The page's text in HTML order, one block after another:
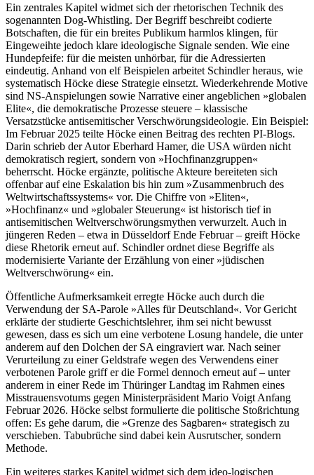
Ein zentrales Kapitel widmet sich der rhetorischen Technik des
sogenannten Dog-Whistling. Der Begriff beschreibt codierte
Botschaften, die für ein breites Publikum harmlos klingen, für
Eingeweihte jedoch klare ideologische Signale senden. Wie eine
Hundepfeife: für die meisten unhörbar, für die Adressierten
eindeutig. Anhand von elf Beispielen arbeitet Schindler heraus, wie
systematisch Höcke diese Strategie einsetzt. Wiederkehrende Motive
sind NS-Anspielungen sowie Narrative einer angeblichen »globalen
Elite«, die demokratische Prozesse steuere – klassische
Versatzstücke antisemitischer Verschwörungsideologie. Ein Beispiel:
Im Februar 2025 teilte Höcke einen Beitrag des rechten PI-Blogs.
Darin schrieb der Autor Eberhard Hamer, die USA würden nicht
demokratisch regiert, sondern von »Hochfinanzgruppen«
beherrscht. Höcke ergänzte, politische Akteure bereiteten sich
offenbar auf eine Eskalation bis hin zum »Zusammenbruch des
Weltwirtschaftssystems« vor. Die Chiffre von »Eliten«,
»Hochfinanz« und »globaler Steuerung« ist historisch tief in
antisemitischen Weltverschwörungsmythen verwurzelt. Auch in
jüngeren Reden – etwa in Düsseldorf Ende Februar – greift Höcke
diese Rhetorik erneut auf. Schindler ordnet diese Begriffe als
modernisierte Variante der Erzählung von einer »jüdischen
Weltverschwörung« ein.
Öffentliche Aufmerksamkeit erregte Höcke auch durch die
Verwendung der SA-Parole »Alles für Deutschland«. Vor Gericht
erklärte der studierte Geschichtslehrer, ihm sei nicht bewusst
gewesen, dass es sich um eine verbotene Losung handele, die unter
anderem auf den Dolchen der SA eingraviert war. Nach seiner
Verurteilung zu einer Geldstrafe wegen des Verwendens einer
verbotenen Parole griff er die Formel dennoch erneut auf – unter
anderem in einer Rede im Thüringer Landtag im Rahmen eines
Misstrauensvotums gegen Ministerpräsident Mario Voigt Anfang
Februar 2026. Höcke selbst formulierte die politische Stoßrichtung
offen: Es gehe darum, die »Grenze des Sagbaren« strategisch zu
verschieben. Tabubrüche sind dabei kein Ausrutscher, sondern
Methode.
Ein weiteres starkes Kapitel widmet sich dem ideo-logischen